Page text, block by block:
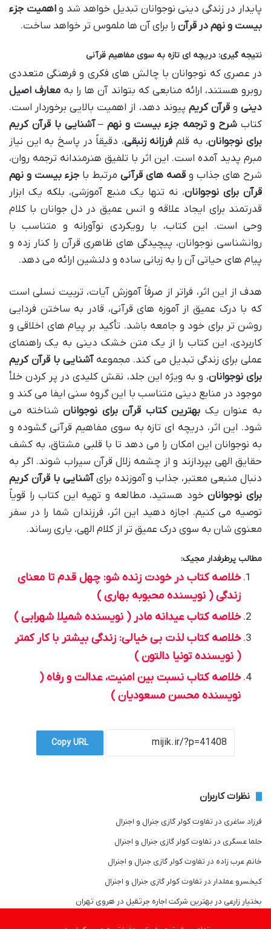
پایدار در زندگی دینی نوجوانان تبدیل خواهد شد واهمیت جزء
بیست و نهم در قرآن را برای آن ها ملموس تر خواهد ساخت.
نتیجه گیری: دریچه ای تازه به سوی مفاهیم قرآنی
در عصری که نوجوانان با چالش های فکری و فرهنگی متعددی
روبرو هستند، ارائه منابعی که بتواند آن ها را به معارف اصیل
دینیوقرآن کریم پیوند دهد، از اهمیت بالایی برخوردار است.
کتاب شرح و ترجمه جزء بیست و نهم – آشنایی با قرآن کریم
برای نوجوانان، به قلم فرزانه زنبقی، دقیقاً در پاسخ به این نیاز
مبرم پدید آمده است. این اثر با تلفیق هنرمندانه ترجمه روان،
شرح های جذاب و قصه های قرآنی مرتبط با جزء بیست و نهم
قرآن برای نوجوانان، نه تنها یک منبع آموزشی، بلکه یک ابزار
قدرتمند برای ایجاد علاقه و انس عمیق در دل جوانان با کلام
وحی است. این کتاب، با رویکردی نوآورانه و متناسب با
روانشناسی نوجوانان، پیچیدگی های ظاهری قرآن را کنار زده و
پیام های حیاتی آن را به زبانی ساده و دلنشین ارائه می دهد.
هدف از این اثر، فراتر از صرفاً آموزش آیات، تربیت نسلی است
که با درک عمیق از آموزه های قرآنی، قادر به ساختن فردایی
روشن تر برای خود و جامعه باشد. تأکید بر پیام های اخلاقی و
کاربردی، این کتاب را از یک متن خشک دینی به یک راهنمای
عملی برای زندگی تبدیل می کند. مجموعهآشنایی با قرآن کریم
برای نوجوانان، و به ویژه این جلد، نقش کلیدی در پر کردن خلأ
موجود در منابع دینی متناسب با این گروه سنی ایفا می کند و
به عنوان یک بهترین کتاب قرآن برای نوجوانانشناخته می
شود. این اثر، دریچه ای تازه به سوی مفاهیم قرآنی گشوده و
به نوجوانان این امکان را می دهد تا با قلبی مشتاق، به کشف
حقایق الهی بپردازند و از چشمه زلال قرآن سیراب شوند. اگر به
دنبال منبعی معتبر، جذاب و آموزنده برایآشنایی با قرآن کریم
برای نوجوانانخود هستید، مطالعه و تهیه این کتاب را قویاً
توصیه می کنیم. اجازه دهید این اثر، فرزندان شما را در سفر
معنوی شان به سوی درک عمیق تر از کلام الهی، یاری رساند.
مطالب پرطرفدار مجیک:
خلاصه کتاب در خودت زنده شو: چهل قدم تا معنای
زندگی ( نویسنده محبوبه بهاری )
خلاصه کتاب عیدانه مادر ( نویسنده شمیلا شهرابی )
خلاصه کتاب لذت بی خیالی: زندگی بیشتر با کار کمتر
( نویسنده تونیا دالتون )
خلاصه کتاب نسبت بین امنیت، عدالت و رفاه (
نویسنده محسن مسعودیان )
Copy URL
نظرات کاربران
فرزاد ساغری در تفاوت کولر گازی جنرال و اجنرال
حلما عسگری در تفاوت کولر گازی جنرال و اجنرال
خانم عرب زاده در تفاوت کولر گازی جنرال و اجنرال
کیخسرو عملدار در تفاوت کولر گازی جنرال و اجنرال
بختیار زارعی در بهترین شرکت اجاره جرثقیل در هروی تهران